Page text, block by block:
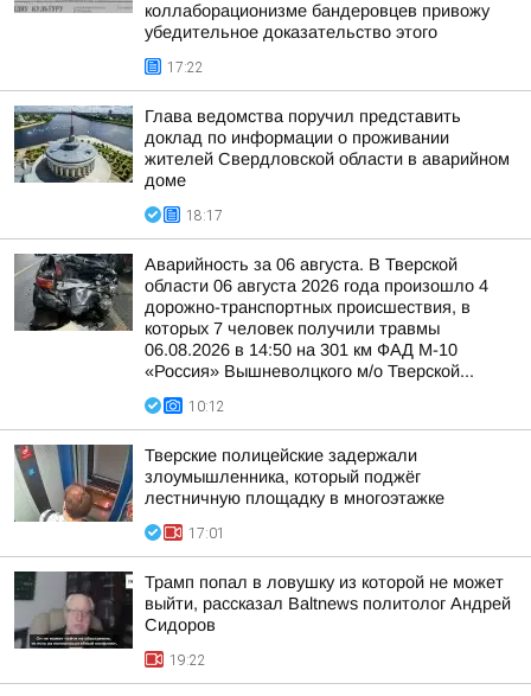
коллаборационизме бандеровцев привожу
убедительное доказательство этого
17:22
Глава ведомства поручил представить
доклад по информации о проживании
жителей Свердловской области в аварийном
доме
18:17
Аварийность за 06 августа. В Тверской
области 06 августа 2026 года произошло 4
дорожно-транспортных происшествия, в
которых 7 человек получили травмы
06.08.2026 в 14:50 на 301 км ФАД М-10
«Россия» Вышневолцкого м/о Тверской...
10:12
Тверские полицейские задержали
злоумышленника, который поджёг
лестничную площадку в многоэтажке
17:01
Трамп попал в ловушку из которой не может
выйти, рассказал Baltnews политолог Андрей
Сидоров
19:22